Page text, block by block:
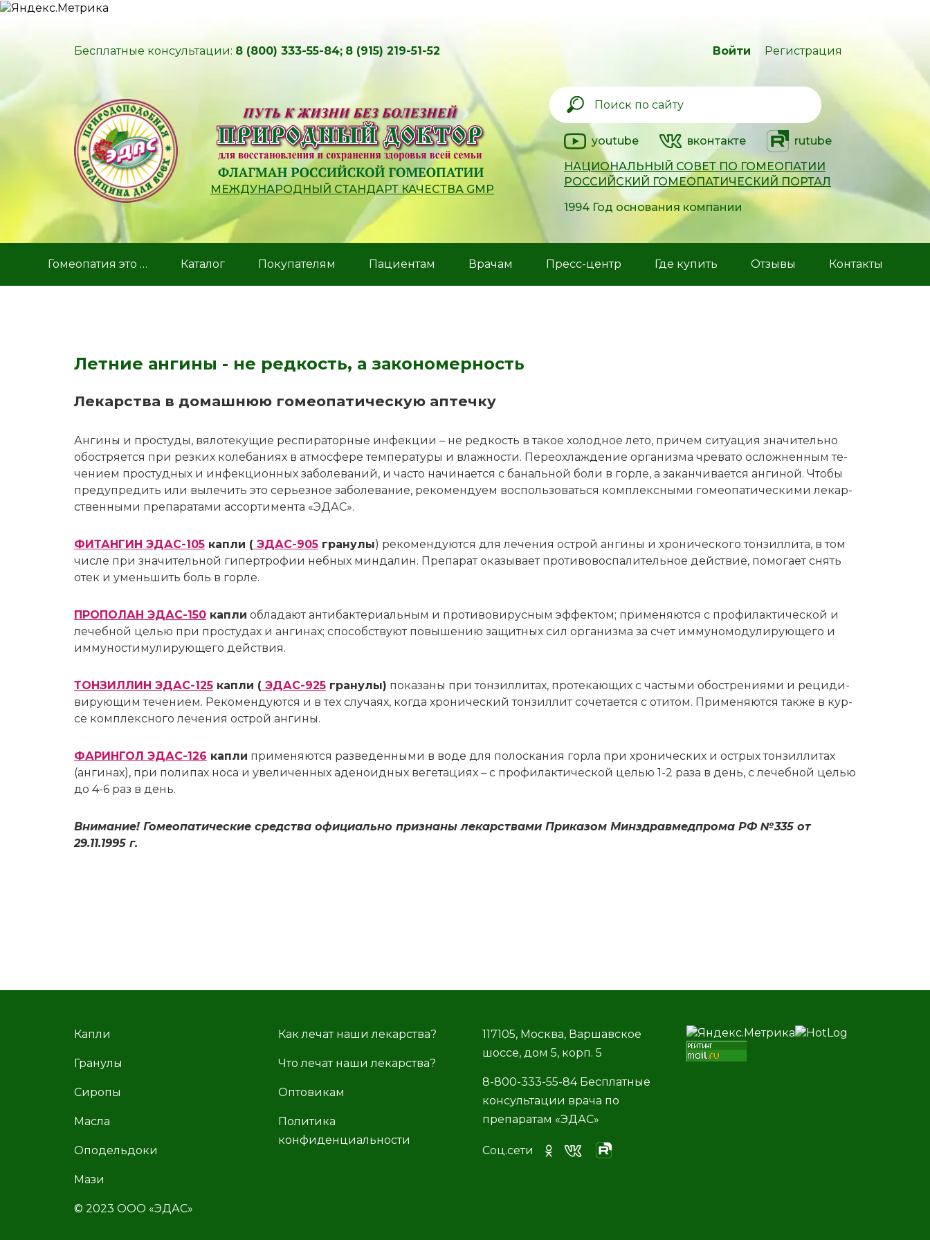
Бесплатные консультации: 8 (800) 333-55-84; 8 (915) 219-51-52 Войти Регистрация
МЕЖДУНАРОДНЫЙ СТАНДАРТ КАЧЕСТВА GMP
youtube вконтакте
rutube
НАЦИОНАЛЬНЫЙ СОВЕТ ПО ГОМЕОПАТИИ
РОССИЙСКИЙ ГОМЕОПАТИЧЕСКИЙ ПОРТАЛ
1994 Год основания компании
Гомеопатия это … Каталог Покупателям Пациентам Врачам Пресс-центр Где купить Отзывы Контакты
Летние ангины - не редкость, а закономерность
Ле­кар­ства в до­маш­нюю го­мео­па­ти­че­скую ап­теч­ку
Ан­ги­ны и про­сту­ды, вя­ло­те­ку­щие ре­спи­ра­тор­ные ин­фек­ции – не ред­кость в та­кое хо­лод­ное ле­то, при­чем си­ту­а­ция зна­чи­тель­но
обост­ря­ет­ся при рез­ких ко­ле­ба­ни­ях в ат­мо­сфе­ре тем­пе­ра­ту­ры и влаж­но­сти. Пе­ре­охла­жде­ние ор­га­низ­ма чре­ва­то ослож­нен­ным те­
че­ни­ем про­студ­ных и ин­фек­ци­он­ных за­бо­ле­ва­ний, и ча­сто на­чи­на­ет­ся с ба­наль­ной бо­ли в гор­ле, а за­кан­чи­ва­ет­ся ан­ги­ной. Что­бы
пре­ду­пре­дить или вы­ле­чить это се­рьез­ное за­бо­ле­ва­ние, ре­ко­мен­ду­ем вос­поль­зо­вать­ся ком­плекс­ны­ми го­мео­па­ти­че­ски­ми ле­кар­
ствен­ны­ми пре­па­ра­та­ми ас­сор­ти­мен­та «ЭДАС».
ФИТАНГИН ЭДАС-105 кап­ли ( ЭДАС-905 гра­ну­лы) ре­ко­мен­ду­ют­ся для ле­че­ния острой ан­ги­ны и хро­ни­че­ско­го тон­зил­ли­та, в том
чис­ле при зна­чи­тель­ной ги­пер­тро­фии неб­ных мин­да­лин. Пре­па­рат ока­зы­ва­ет про­ти­во­вос­па­ли­тель­ное дей­ствие, по­мо­га­ет снять
отек и умень­шить боль в гор­ле.
ПРОПОЛАН ЭДАС-150 кап­ли об­ла­да­ют ан­ти­бак­те­ри­аль­ным и про­ти­во­ви­рус­ным эф­фек­том; при­ме­ня­ют­ся с про­фи­лак­ти­че­ской и
ле­чеб­ной це­лью при про­сту­дах и ан­ги­нах; спо­соб­ству­ют по­вы­ше­нию за­щит­ных сил ор­га­низ­ма за счет им­му­но­мо­ду­ли­ру­ю­ще­го и
им­му­но­сти­му­ли­ру­ю­ще­го дей­ствия.
ТОНЗИЛЛИН ЭДАС-125 кап­ли ( ЭДАС-925 гра­ну­лы) по­ка­за­ны при тон­зил­ли­тах, про­те­ка­ю­щих с ча­сты­ми обостре­ни­я­ми и ре­ци­ди­
ви­ру­ю­щим те­че­ни­ем. Ре­ко­мен­ду­ют­ся и в тех слу­ча­ях, ко­гда хро­ни­че­ский тон­зил­лит со­че­та­ет­ся с оти­том. При­ме­ня­ют­ся так­же в кур­
се ком­плекс­но­го ле­че­ния острой ан­ги­ны.
ФАРИНГОЛ ЭДАС-126 кап­ли при­ме­ня­ют­ся раз­ве­ден­ны­ми в во­де для по­лос­ка­ния гор­ла при хро­ни­че­ских и ост­рых тон­зил­ли­тах
(ан­ги­нах), при по­ли­пах но­са и уве­ли­чен­ных аде­но­ид­ных ве­ге­та­ци­ях – с про­фи­лак­ти­че­ской це­лью 1-2 ра­за в день, с ле­чеб­ной це­лью
до 4-6 раз в день.
Внимание! Гомеопатические средства официально признаны лекарствами Приказом Минздравмедпрома РФ №335 от
29.11.1995 г.
Капли
Гранулы
Сиропы
Масла
Оподельдоки
Мази
© 2023 ООО «ЭДАС»
Как лечат наши лекарства?
Что лечат наши лекарства?
Оптовикам
Политика
конфиденциальности
117105, Москва, Варшавское
шоссе, дом 5, корп. 5
8-800-333-55-84 Бесплатные
консультации врача по
препаратам «ЭДАС»
Соц.сети